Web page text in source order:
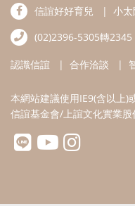
信誼好好育兒
小
(02)2396-5305轉
認識信誼 合作洽談
本網站建議使用IE9(含以上
信誼基金會/上誼文化實業